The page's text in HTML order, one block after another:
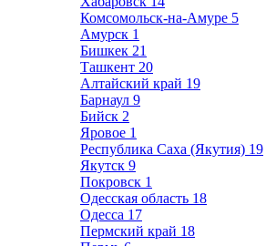
Комсомольск-на-Амуре 5
Амурск 1
Бишкек 21
Ташкент 20
Алтайский край 19
Барнаул 9
Бийск 2
Яровое 1
Республика Саха (Якутия) 19
Якутск 9
Покровск 1
Одесская область 18
Одесса 17
Пермский край 18